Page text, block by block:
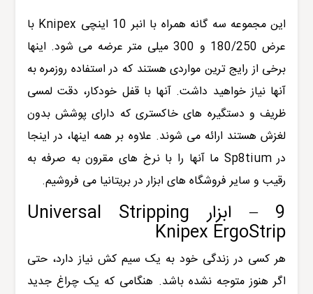
این مجموعه سه گانه همراه با انبر 10 اینچی Knipex با
عرض 180/250 و 300 میلی متر عرضه می شود. اینها
برخی از رایج ترین مواردی هستند که در استفاده روزمره به
آنها نیاز خواهید داشت. آنها با قفل خودکار، دقت لمسی
ظریف و دستگیره های خاکستری که دارای پوشش بدون
لغزش هستند ارائه می شوند. علاوه بر همه اینها، در اینجا
در Sp8tium ما آنها را با نرخ های مقرون به صرفه به
رقیب و سایر فروشگاه های ابزار در بریتانیا می فروشیم.
9 – ابزار Universal Stripping
Knipex ErgoStrip
هر کسی در زندگی خود به یک سیم کش نیاز دارد، حتی
اگر هنوز متوجه نشده باشد. هنگامی که یک چراغ جدید